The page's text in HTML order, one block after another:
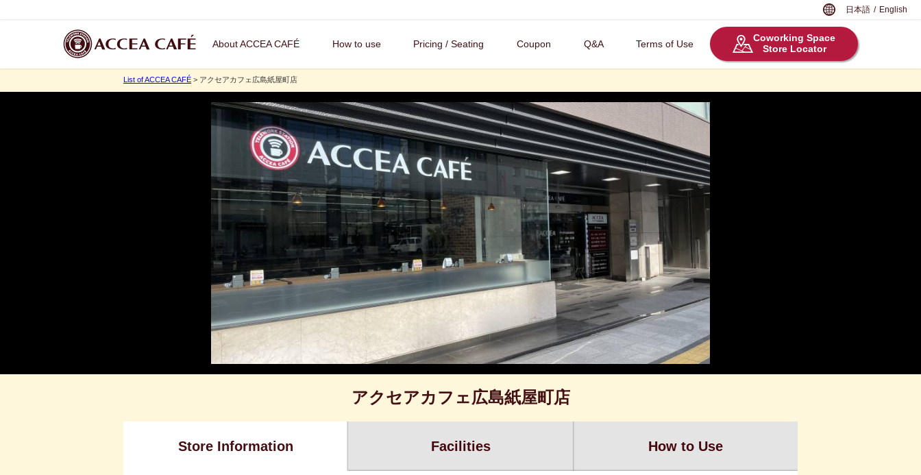
日本語 / English
About ACCEA CAFÉ How to use Pricing / Seating Coupon Q&A Terms of Use
Coworking Space
Store Locator
List of ACCEA CAFÉ > アクセアカフェ広島紙屋町店
アクセアカフェ広島紙屋町店
Store Information Facilities How to Use